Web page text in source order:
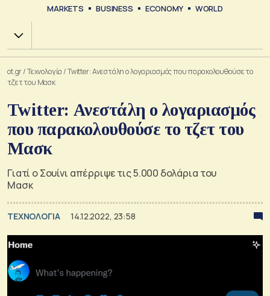
MARKETS BUSINESS ECONOMY WORLD
Χ.Α.
ot.gr/Τεχνολογία /Twitter: Ανεστάλη ο λογαριασμός που παρακολουθούσε το
τζετ του Μασκ
Twitter: Ανεστάλη ο λογαριασμός
που παρακολουθούσε το τζετ του
Μασκ
Γιατί ο Σουίνι απέρριψε τις 5.000 δολάρια του
Μασκ
ΤΕΧΝΟΛΟΓΙΑ 14.12.2022, 23:58